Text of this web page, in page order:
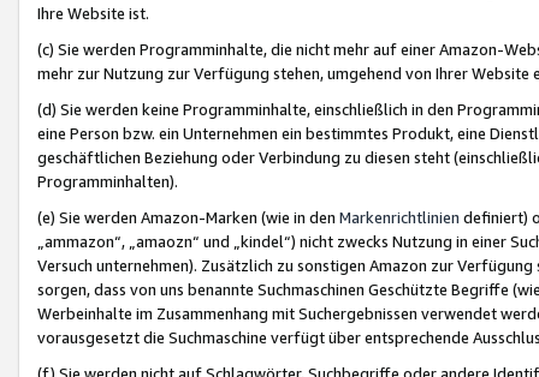
Ihre Website ist.
(c) Sie werden Programminhalte, die nicht mehr auf einer Amazon-
mehr zur Nutzung zur Verfügung stehen, umgehend von Ihrer
(d) Sie werden keine Programminhalte, einschließlich in den
eine Person bzw. ein Unternehmen ein bestimmtes Produkt, eine
geschäftlichen Beziehung oder Verbindung zu diesen steht
Programminhalten).
(e) Sie werden Amazon-Marken (wie in den Markenrichtlinien definiert)
„ammazon“, „amaozn“ und „kindel“) nicht zwecks Nutzung in einer
Versuch unternehmen). Zusätzlich zu sonstigen Amazon zur
sorgen, dass von uns benannte Suchmaschinen Geschützte Begriffe
Werbeinhalte im Zusammenhang mit Suchergebnissen verwendet
vorausgesetzt die Suchmaschine verfügt über entsprechende
(f) Sie werden nicht auf Schlagwörter, Suchbegriffe oder andere